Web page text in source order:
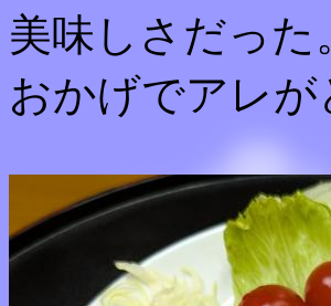
美味しさだった
おかげでアレ